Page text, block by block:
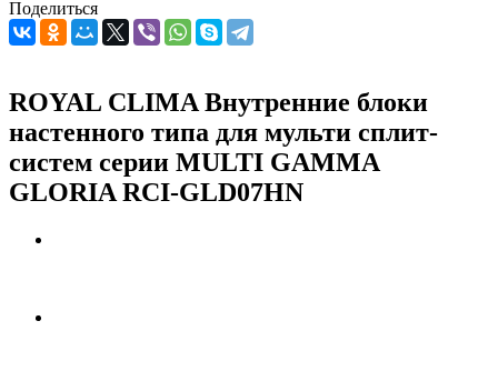
Поделиться
ROYAL CLIMA Внутренние блоки
настенного типа для мульти сплит-
систем серии MULTI GAMMA
GLORIA RCI-GLD07HN